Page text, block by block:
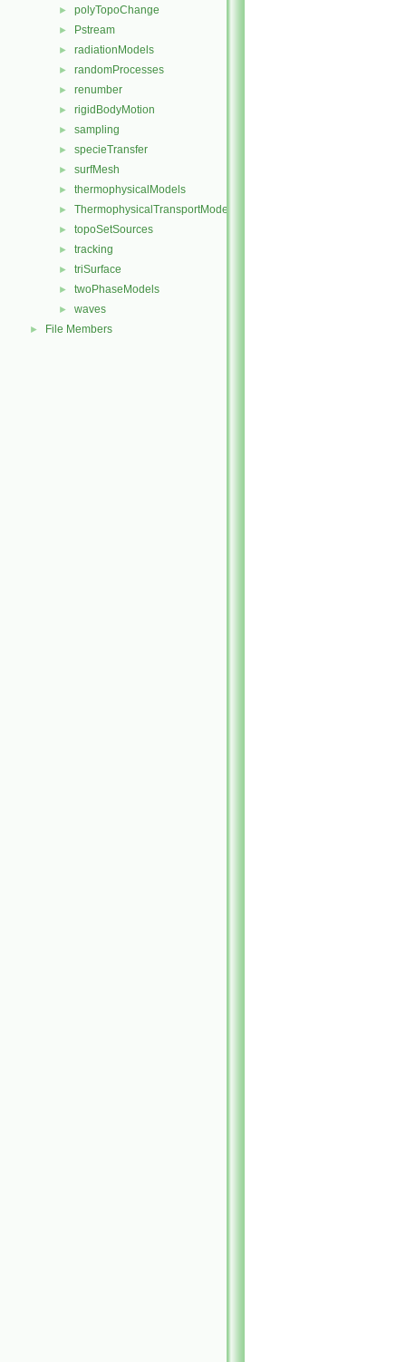
► polyTopoChange
► Pstream
► radiationModels
► randomProcesses
► renumber
► rigidBodyMotion
► sampling
► specieTransfer
► surfMesh
► thermophysicalModels
► ThermophysicalTransportModels
► topoSetSources
► tracking
► triSurface
► twoPhaseModels
► waves
► File Members